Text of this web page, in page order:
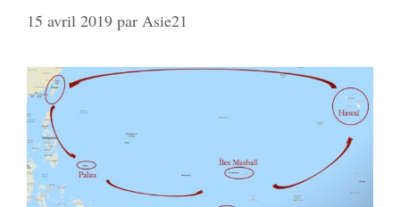
15 avril 2019 par Asie21